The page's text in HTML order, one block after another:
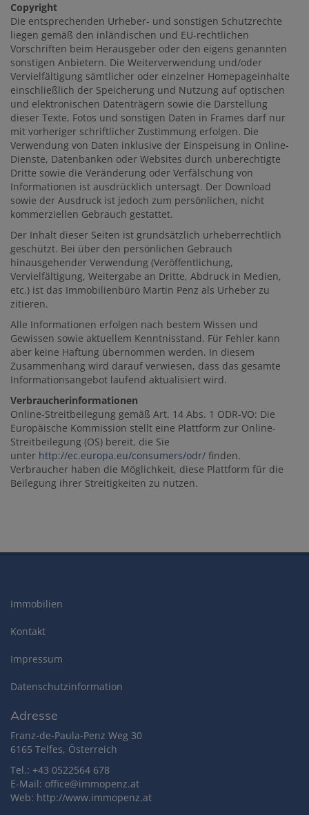
Copyright
Die entsprechenden Urheber- und sonstigen Schutzrechte
liegen gemäß den inländischen und EU-rechtlichen
Vorschriften beim Herausgeber oder den eigens genannten
sonstigen Anbietern. Die Weiterverwendung und/oder
Vervielfältigung sämtlicher oder einzelner Homepageinhalte
einschließlich der Speicherung und Nutzung auf optischen
und elektronischen Datenträgern sowie die Darstellung
dieser Texte, Fotos und sonstigen Daten in Frames darf nur
mit vorheriger schriftlicher Zustimmung erfolgen. Die
Verwendung von Daten inklusive der Einspeisung in Online-
Dienste, Datenbanken oder Websites durch unberechtigte
Dritte sowie die Veränderung oder Verfälschung von
Informationen ist ausdrücklich untersagt. Der Download
sowie der Ausdruck ist jedoch zum persönlichen, nicht
kommerziellen Gebrauch gestattet.
Der Inhalt dieser Seiten ist grundsätzlich urheberrechtlich
geschützt. Bei über den persönlichen Gebrauch
hinausgehender Verwendung (Veröffentlichung,
Vervielfältigung, Weitergabe an Dritte, Abdruck in Medien,
etc.) ist das Immobilienbüro Martin Penz als Urheber zu
zitieren.
Alle Informationen erfolgen nach bestem Wissen und
Gewissen sowie aktuellem Kenntnisstand. Für Fehler kann
aber keine Haftung übernommen werden. In diesem
Zusammenhang wird darauf verwiesen, dass das gesamte
Informationsangebot laufend aktualisiert wird.
Verbraucherinformationen
Online-Streitbeilegung gemäß Art. 14 Abs. 1 ODR-VO: Die
Europäische Kommission stellt eine Plattform zur Online-
Streitbeilegung (OS) bereit, die Sie
unter http://ec.europa.eu/consumers/odr/ finden.
Verbraucher haben die Möglichkeit, diese Plattform für die
Beilegung ihrer Streitigkeiten zu nutzen.
Immobilien
Kontakt
Impressum
Datenschutzinformation
Adresse
Franz-de-Paula-Penz Weg 30
6165 Telfes, Österreich
Tel.: +43 0522564 678
E-Mail: office@immopenz.at
Web: http://www.immopenz.at